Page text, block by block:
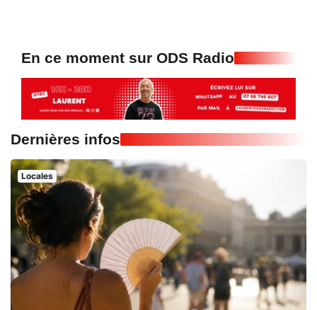
En ce moment sur ODS Radio
Dernières infos
Locales